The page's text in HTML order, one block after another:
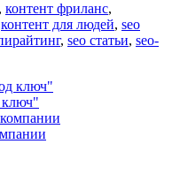
, контент фриланс,
контент для людей, seo
, seo статьи, seo-
ключ"